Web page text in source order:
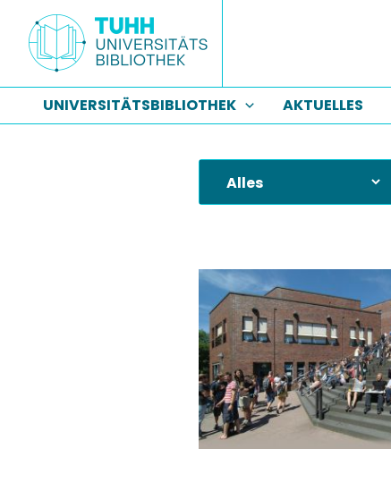
Inhalt
springen
UNIVERSITÄTSBIBLIOTHEK AKTUELLES